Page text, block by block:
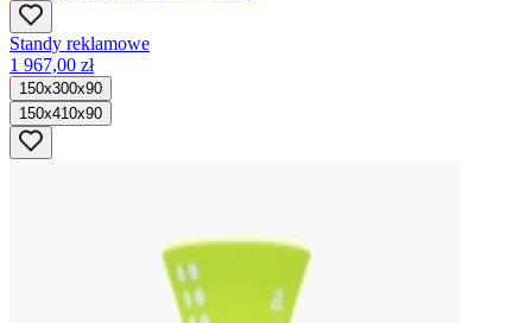
Standy reklamowe
1 967,00 zł
150x300x90
150x410x90